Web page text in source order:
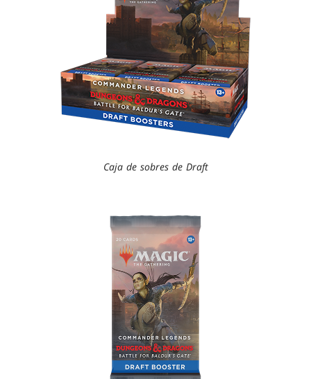
Caja de sobres de Draft